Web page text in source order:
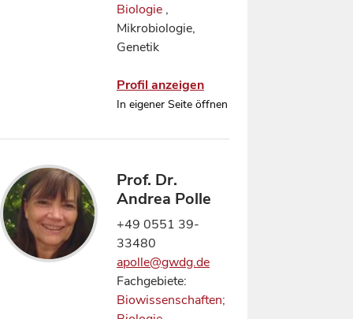
Biologie ,
Mikrobiologie,
Genetik
Profil anzeigen
In eigener Seite öffnen
Prof. Dr.
Andrea Polle
+49 0551 39-
33480
apolle@gwdg.de
Fachgebiete:
Biowissenschaften;